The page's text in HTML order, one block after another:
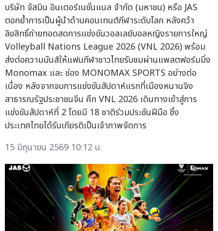
บริษัท จัสมิน อินเตอร์เนชั่นแนล จำกัด (มหาชน) หรือ JAS
ตอกย้ำการเป็นผู้นำด้านคอนเทนต์กีฬาระดับโลก หลังคว้า
ลิขสิทธิ์ถ่ายทอดสดการแข่งขันวอลเลย์บอลหญิงรายการใหญ่
Volleyball Nations League 2026 (VNL 2026) พร้อม
ส่งต่อความมันส์ให้แฟนกีฬาชาวไทยรับชมผ่านแพลตฟอร์มมิ่ง
Monomax และ ช่อง MONOMAX SPORTS อย่างต่อ
เนื่อง หลังจากจบการแข่งขันสัปดาห์แรกที่เมืองหนานจิง
สาธารณรัฐประชาชนจีน ศึก VNL 2026 เดินทางเข้าสู่การ
แข่งขันสัปดาห์ที่ 2 โดยมี 18 ชาติร่วมประชันฝีมือ ซึ่ง
ประเทศไทยได้รับเกียรติเป็นเจ้าภาพจัดการ
15 มิถุนายน 2569 10:12 น.